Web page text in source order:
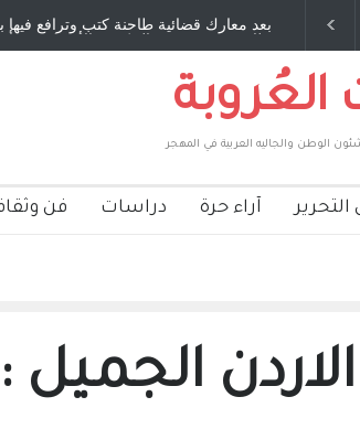
بعد معارك قضائية طاحنة كتب وترافع فيها
طارق يوسف يقهر الحكومة الأمريكية ، فأعطوه
الوطن والجاليه العربية في المهجر
آراء حرة دراسات فن
الجميل :